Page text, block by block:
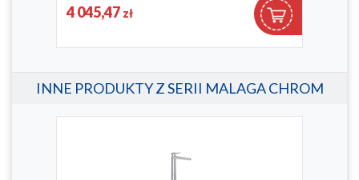
4 045,47 zł
INNE PRODUKTY Z SERII MALAGA CHROM